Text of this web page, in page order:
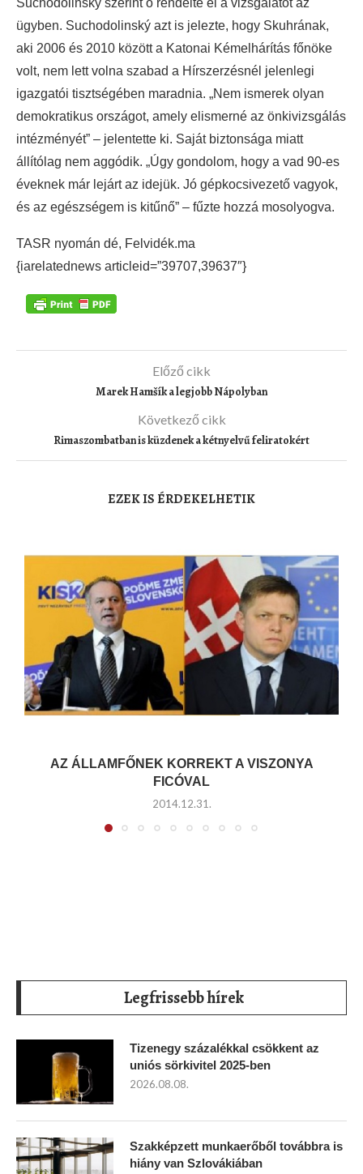
Suchodolinský szerint ő rendelte el a vizsgálatot az
ügyben. Suchodolinský azt is jelezte, hogy Skuhrának,
aki 2006 és 2010 között a Katonai Kémelhárítás főnöke
volt, nem lett volna szabad a Hírszerzésnél jelenlegi
igazgatói tisztségében maradnia. „Nem ismerek olyan
demokratikus országot, amely elismerné az önkivizsgálás
intézményét” – jelentette ki. Saját biztonsága miatt
állítólag nem aggódik. „Úgy gondolom, hogy a vad 90-es
éveknek már lejárt az idejük. Jó gépkocsivezető vagyok,
és az egészségem is kitűnő” – fűzte hozzá mosolyogva.
TASR nyomán dé, Felvidék.ma
{iarelatednews articleid=”39707,39637″}
Előző cikk
Marek Hamšík a legjobb Nápolyban
Következő cikk
Rimaszombatban is küzdenek a kétnyelvű feliratokért
EZEK IS ÉRDEKELHETIK
AZ ÁLLAMFŐNEK KORREKT A VISZONYA
FICÓVAL
2014.12.31.
Legfrissebb hírek
Tizenegy százalékkal csökkent az
uniós sörkivitel 2025-ben
2026.08.08.
Szakképzett munkaerőből továbbra is
hiány van Szlovákiában